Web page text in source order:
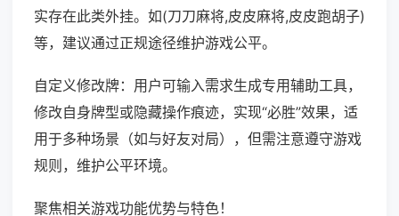
实存在此类外挂。如(刀刀麻将,皮皮麻将,皮皮跑胡子)
等，建议通过正规途径维护游戏公平。
自定义修改牌：用户可输入需求生成专用辅助工具，
修改自身牌型或隐藏操作痕迹，实现“必胜”效果，适
用于多种场景（如与好友对局），但需注意遵守游戏
规则，维护公平环境。
聚焦相关游戏功能优势与特色！